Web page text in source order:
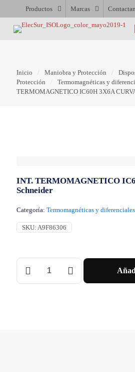
Productos Marcas
Inicio Maniobra y Protección
Protección
Termomagnéticas y
TERMOMAGNETICO IC60H 3X6A
INT. TERMOMAGNETICO
Schneider
Categoría: Termomagnéticas y diferenciales
SKU: A9F86306
INT.
TERMOMAGNETICO
IC60H